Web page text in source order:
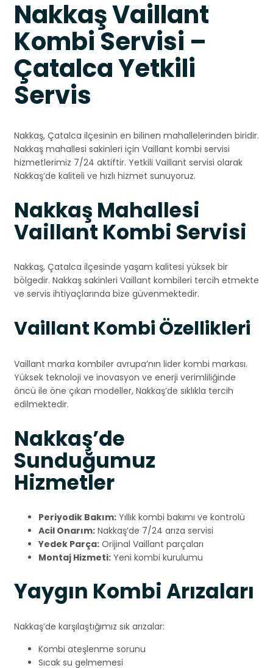
Nakkaş Vaillant
Kombi Servisi –
Çatalca Yetkili
Servis
Nakkaş, Çatalca ilçesinin en bilinen mahallelerinden biridir.
Nakkaş mahallesi sakinleri için Vaillant kombi servisi
hizmetlerimiz 7/24 aktiftir. Yetkili Vaillant servisi olarak
Nakkaş’de kaliteli ve hızlı hizmet sunuyoruz.
Nakkaş Mahallesi
Vaillant Kombi Servisi
Nakkaş, Çatalca ilçesinde yaşam kalitesi yüksek bir
bölgedir. Nakkaş sakinleri Vaillant kombileri tercih etmekte
ve servis ihtiyaçlarında bize güvenmektedir.
Vaillant Kombi Özellikleri
Vaillant marka kombiler avrupa’nın lider kombi markası.
Yüksek teknoloji ve inovasyon ve enerji verimliliğinde
öncü ile öne çıkan modeller, Nakkaş’de sıklıkla tercih
edilmektedir.
Nakkaş’de
Sunduğumuz
Hizmetler
Periyodik Bakım: Yıllık kombi bakımı ve kontrolü
Acil Onarım: Nakkaş’de 7/24 arıza servisi
Yedek Parça: Orijinal Vaillant parçaları
Montaj Hizmeti: Yeni kombi kurulumu
Yaygın Kombi Arızaları
Nakkaş’de karşılaştığımız sık arızalar:
Kombi ateşlenme sorunu
Sıcak su gelmemesi